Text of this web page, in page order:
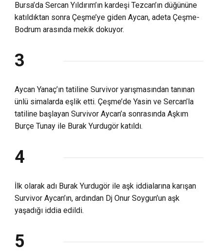
Bursa’da Sercan Yıldırım’ın kardeşi Tezcan’ın düğününe
katıldıktan sonra Çeşme’ye giden Aycan, adeta Çeşme-
Bodrum arasında mekik dokuyor.
3
Aycan Yanaç’ın tatiline Survivor yarışmasından tanınan
ünlü simalarda eşlik etti. Çeşme’de Yasin ve Sercan’la
tatiline başlayan Survivor Aycan’a sonrasında Aşkım
Burçe Tunay ile Burak Yurdugör katıldı.
4
İlk olarak adı Burak Yurdugör ile aşk iddialarına karışan
Survivor Aycan’ın, ardından Dj Onur Soygun’un aşk
yaşadığı iddia edildi.
5